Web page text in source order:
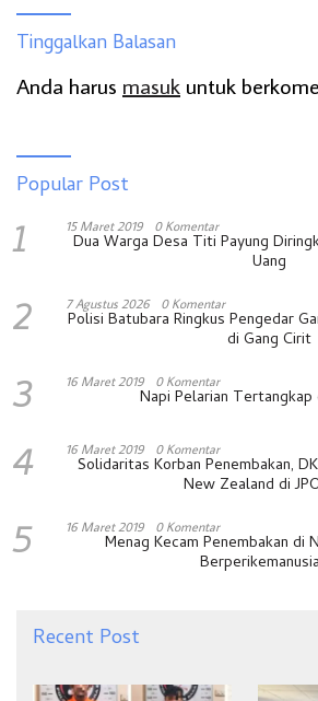
Tinggalkan Balasan
Anda harus masuk untuk
Popular Post
1 15 Maret 2019 0 Komentar
Dua Warga Desa Titi Payung
Uang
2 7 Agustus 2026 0 Komentar
Polisi Batubara Ringkus Pengedar
di Gang Cirit
3 16 Maret 2019 0 Komentar
Napi Pelarian Tertangkap
4 16 Maret 2019 0 Komentar
Solidaritas Korban Penembakan,
New Zealand di
5 16 Maret 2019 0 Komentar
Menag Kecam Penembakan di
Recent Post